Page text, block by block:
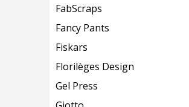
FabScraps
Fancy Pants
Fiskars
Florilèges Design
Gel Press